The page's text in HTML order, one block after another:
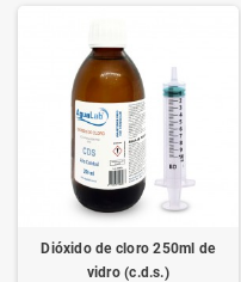
Dióxido de cloro 250ml de
vidro (c.d.s.)